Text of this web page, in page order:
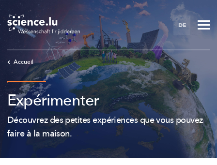
to
main
content
DE
Accueil
Expérimenter
Découvrez des petites expériences que vous pouvez
faire à la maison.